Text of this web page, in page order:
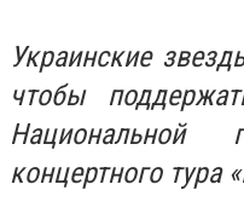
Украинские
чтобы
концертного тура